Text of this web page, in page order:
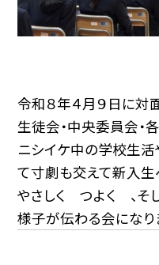
令和８年４月９日に対
生徒会・中央委員会・
ニシイケ中の学校生
て寸劇も交えて新入生
やさしく つよく 、そ
様子が伝わる会になり